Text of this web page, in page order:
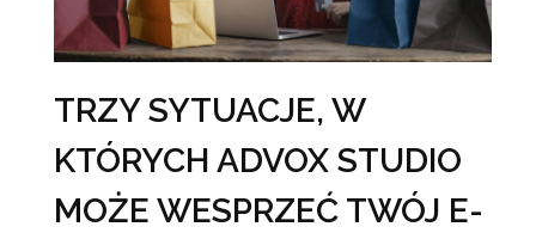
TRZY SYTUACJE, W
KTÓRYCH ADVOX STUDIO
MOŻE WESPRZEĆ TWÓJ E-